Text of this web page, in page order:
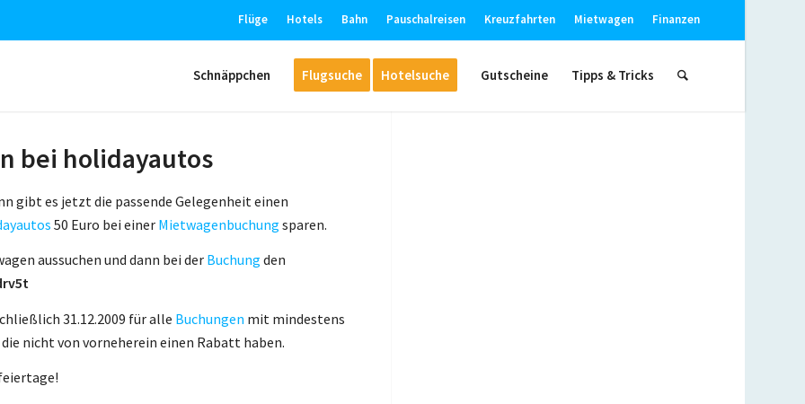
Flüge Hotels Bahn Pauschalreisen Kreuzfahrten Mietwagen Finanzen
Schnäppchen Flugsuche Hotelsuche Gutscheine Tipps & Tricks
bei holidayautos
gibt es jetzt die passende Gelegenheit einen
50 Euro bei einer Mietwagenbuchung sparen.
aussuchen und dann bei der Buchung den
31.12.2009 für alle Buchungen mit mindestens
nicht von vorneherein einen Rabatt haben.